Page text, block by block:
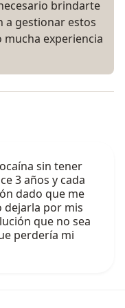
brindarte
a gestionar estos
experiencia
sin tener
3 años y cada
dado que me
dejarla por mis
que no sea
perdería mi